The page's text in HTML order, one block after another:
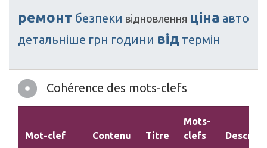
ремонт безпеки відновлення ціна авто
детальніше грн години від термін
Cohérence des mots-clefs
Mot-clef Contenu Titre
Mots-
clefs